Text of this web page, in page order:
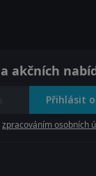
akčních
Přihlásit
zpracováním osobních